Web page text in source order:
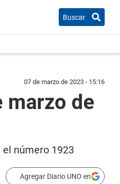
Buscar
07 de marzo de 2023 - 15:16
marzo de
número 1923
Agregar Diario UNO en